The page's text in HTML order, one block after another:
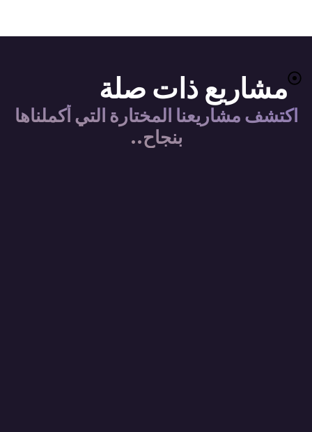
مشاريع ذات صلة
اكتشف مشاريعنا المختارة التي أكملناها
بنجاح..